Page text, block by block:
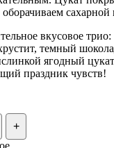
сахарной
вкусовое трио:
темный
ягодный
праздник чувств!
+